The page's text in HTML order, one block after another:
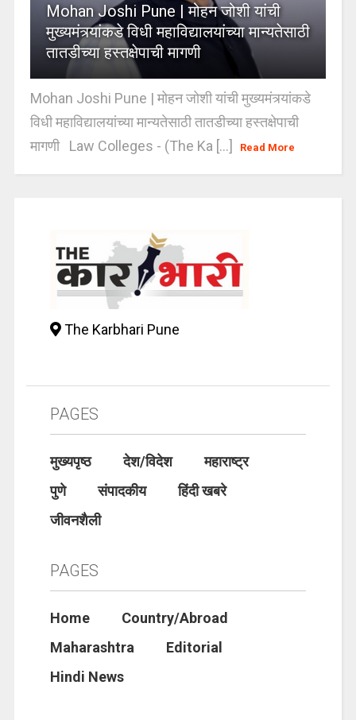
Mohan Joshi Pune | मोहन जोशी यांची
मुख्यमंत्र्यांकडे विधी महाविद्यालयांच्या मान्यतेसाठी
तातडीच्या हस्तक्षेपाची मागणी
Mohan Joshi Pune | मोहन जोशी यांची मुख्यमंत्र्यांकडे
विधी महाविद्यालयांच्या मान्यतेसाठी तातडीच्या हस्तक्षेपाची
मागणी Law Colleges - (The Ka [...]
Read More
The Karbhari Pune
PAGES
मुख्यपृष्ठ देश/विदेश
महाराष्ट्र
पुणे
संपादकीय
हिंदी खबरे
जीवनशैली
PAGES
Home
Country/Abroad
Maharashtra
Editorial
Hindi News